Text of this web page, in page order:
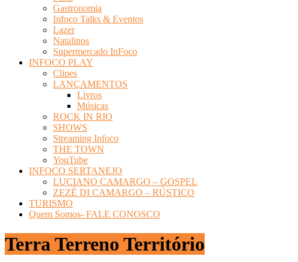
Gastronomia
Infoco Talks & Eventos
Lazer
Natalinos
Supermercado InFoco
INFOCO PLAY
Clipes
LANÇAMENTOS
Livros
Músicas
ROCK IN RIO
SHOWS
Streaming Infoco
THE TOWN
YouTube
INFOCO SERTANEJO
LUCIANO CAMARGO – GOSPEL
ZEZÉ DI CAMARGO – RÚSTICO
TURISMO
Quem Somos- FALE CONOSCO
Terra Terreno Território